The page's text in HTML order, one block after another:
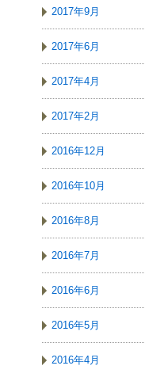
2017年9月
2017年6月
2017年4月
2017年2月
2016年12月
2016年10月
2016年8月
2016年7月
2016年6月
2016年5月
2016年4月